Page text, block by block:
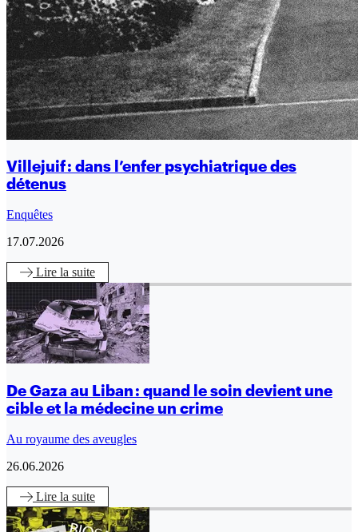
Villejuif : dans l’enfer psychiatrique des
détenus
Enquêtes
17.07.2026
Lire la suite
De Gaza au Liban : quand le soin devient une
cible et la médecine un crime
Au royaume des aveugles
26.06.2026
Lire la suite